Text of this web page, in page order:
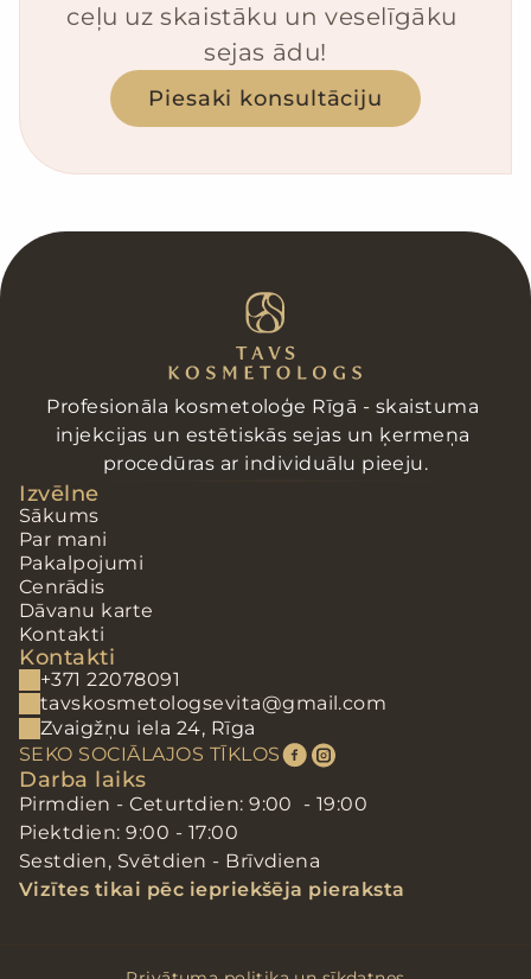
ceļu uz skaistāku un veselīgāku
sejas ādu!
Piesaki konsultāciju
Profesionāla kosmetoloģe Rīgā - skaistuma
injekcijas un estētiskās sejas un ķermeņa
procedūras ar individuālu pieeju.
Izvēlne
Sākums
Par mani
Pakalpojumi
Cenrādis
Dāvanu karte
Kontakti
Kontakti
+371 22078091
tavskosmetologsevita@gmail.com
Zvaigžņu iela 24, Rīga
SEKO SOCIĀLAJOS TĪKLOS
Darba laiks
Pirmdien - Ceturtdien: 9:00  - 19:00
Piektdien: 9:00 - 17:00
Sestdien, Svētdien - Brīvdiena
Vizītes tikai pēc iepriekšēja pieraksta